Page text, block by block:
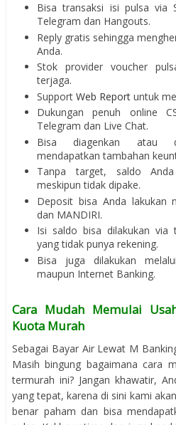
Bisa transaksi isi pulsa via
Telegram dan Hangouts.
Reply gratis sehingga
Anda.
Stok provider voucher
terjaga.
Support Web Report untuk
Dukungan penuh online
Telegram dan Live Chat.
Bisa diagenkan atau
mendapatkan tambahan
Tanpa target, saldo
meskipun tidak dipake.
Deposit bisa Anda lakukan
dan MANDIRI.
Isi saldo bisa dilakukan via
yang tidak punya rekening.
Bisa juga dilakukan
maupun Internet Banking.
Cara Mudah Memulai
Kuota Murah
Sebagai Bayar Air Lewat M
Masih bingung bagaimana cara
termurah ini? Jangan khawatir,
yang tepat, karena di sini kami
benar paham dan bisa